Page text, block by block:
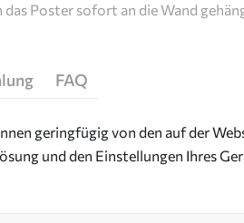
Poster sofort an die Wand
FAQ
geringfügig von den auf der
und den Einstellungen Ihres